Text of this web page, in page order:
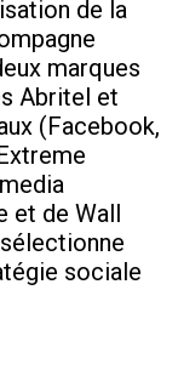
de la
marques
Abritel et
(Facebook,
et de Wall
sociale